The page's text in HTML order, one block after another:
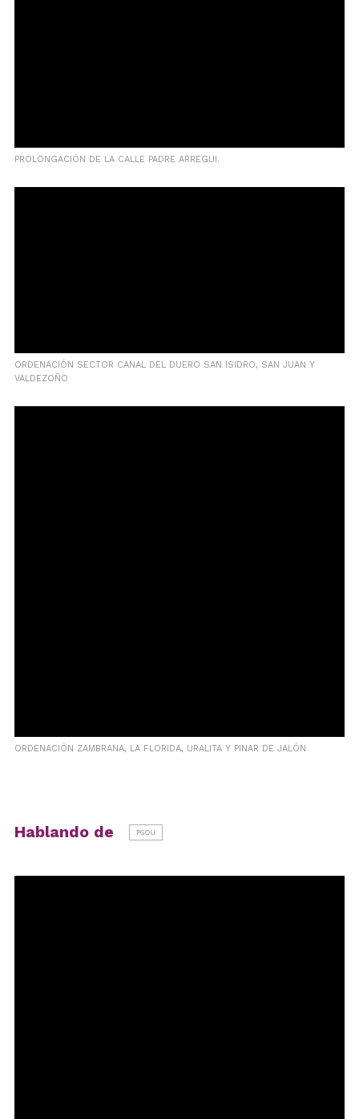
PROLONGACIÓN DE LA CALLE PADRE ARREGUI.
ORDENACIÓN SECTOR CANAL DEL DUERO SAN ISIDRO, SAN JUAN Y
VALDEZOÑO
ORDENACIÓN ZAMBRANA, LA FLORIDA, URALITA Y PINAR DE JALÓN
Hablando de PGOU